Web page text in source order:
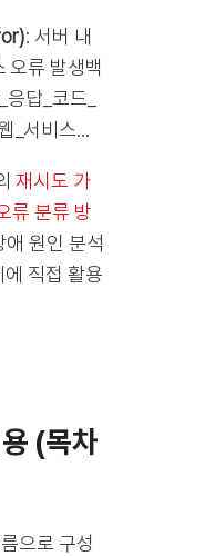
: 서버 내
오류 발생백
답_코드_
_서비스…
재시도 가
류 분류 방
애 원인 분석
직접 활용
(목차
으로 구성